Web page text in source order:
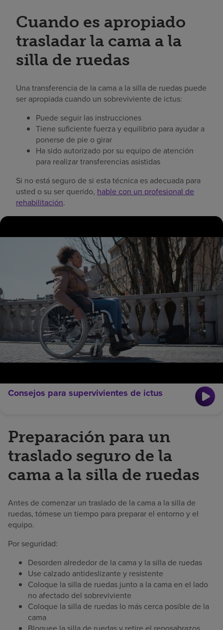
Cuando es apropiado
trasladar la cama a la
silla de ruedas
Una transferencia de la cama a la silla de ruedas puede
ser apropiada cuando un sobreviviente de ictus:
Puede seguir las instrucciones
Tiene suficiente fuerza y equilibrio para ayudar a
ponerse de pie o girar
Ha sido autorizado por su equipo de atención
para realizar transferencias asistidas
Si no está seguro de si esta técnica es adecuada para
usted o su ser querido, hable con un profesional de
rehabilitación.
Consejos para supervivientes de ictus
Preparación para un
traslado seguro de la
cama a la silla de ruedas
Antes de comenzar un traslado de la cama a la silla de
ruedas, tómese un tiempo para preparar el entorno y el
equipo.
Por seguridad:
Desorden alrededor de la cama y la silla de ruedas
Use calzado antideslizante y resistente
Coloque la silla de ruedas junto a la cama en el lado
no afectado del sobreviviente
Coloque la silla de ruedas lo más cerca posible de la
cama